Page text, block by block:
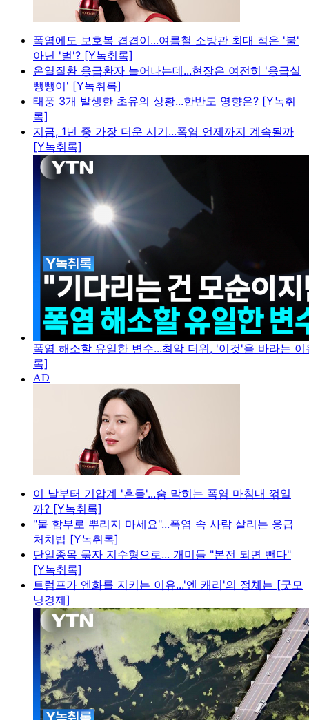
폭염에도 보호복 겹겹이...여름철 소방관 최대 적은 '불'
아닌 '벌'? [Y녹취록]
온열질환 응급환자 늘어나는데...현장은 여전히 '응급실
뺑뺑이' [Y녹취록]
태풍 3개 발생한 초유의 상황...한반도 영향은? [Y녹취
록]
지금, 1년 중 가장 더운 시기...폭염 언제까지 계속될까
[Y녹취록]
폭염 해소할 유일한 변수...최악 더위, '이것'을 바라는
록]
이 날부터 기압계 '흔들'...숨 막히는 폭염 마침내 꺾일
까? [Y녹취록]
"물 함부로 뿌리지 마세요"...폭염 속 사람 살리는 응급
처치법 [Y녹취록]
단일종목 묶자 지수형으로... 개미들 "본전 되면 뺀다"
[Y녹취록]
트럼프가 엔화를 지키는 이유...'엔 캐리'의 정체는 [굿모
닝경제]